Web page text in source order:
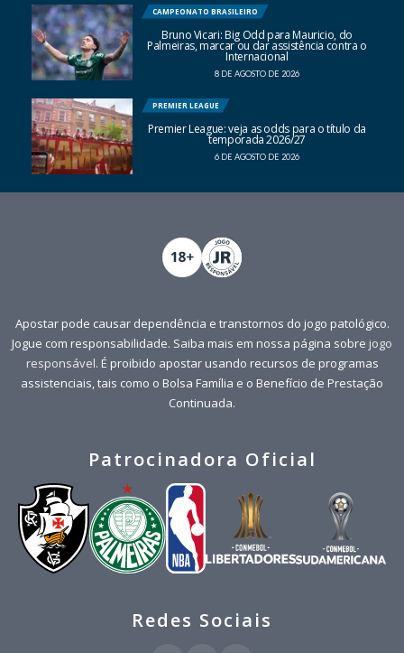
CAMPEONATO BRASILEIRO
Bruno Vicari: Big Odd para Mauricio, do
Palmeiras, marcar ou dar assistência contra o
Internacional
8 DE AGOSTO DE 2026
PREMIER LEAGUE
Premier League: veja as odds para o título da
temporada 2026/27
6 DE AGOSTO DE 2026
Apostar pode causar dependência e transtornos do jogo patológico.
Jogue com responsabilidade. Saiba mais em nossa página sobre jogo
responsável. É proibido apostar usando recursos de programas
assistenciais, tais como o Bolsa Família e o Benefício de Prestação
Continuada.
Patrocinadora Oficial
Redes Sociais